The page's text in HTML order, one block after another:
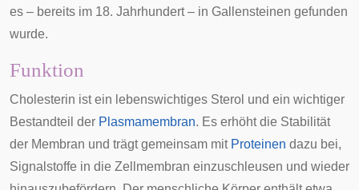
es – bereits im 18. Jahrhundert – in Gallensteinen gefunden
wurde.
Funktion
Cholesterin ist ein lebenswichtiges Sterol und ein wichtiger
Bestandteil der Plasmamembran. Es erhöht die Stabilität
der Membran und trägt gemeinsam mit Proteinen dazu bei,
Signalstoffe in die Zellmembran einzuschleusen und wieder